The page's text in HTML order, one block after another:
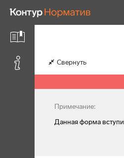
Свернуть
Примечание:
Данная форма